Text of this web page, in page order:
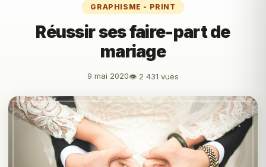
GRAPHISME - PRINT
Réussir ses faire-part de
mariage
9 mai 2020👁 2 431 vues